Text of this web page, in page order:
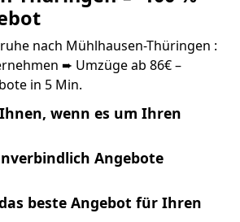
nach Mühlhausen-Thüringen :
➨ Umzüge ab 86€ –
in 5 Min.
wenn es um Ihren
Angebote
beste Angebot für Ihren